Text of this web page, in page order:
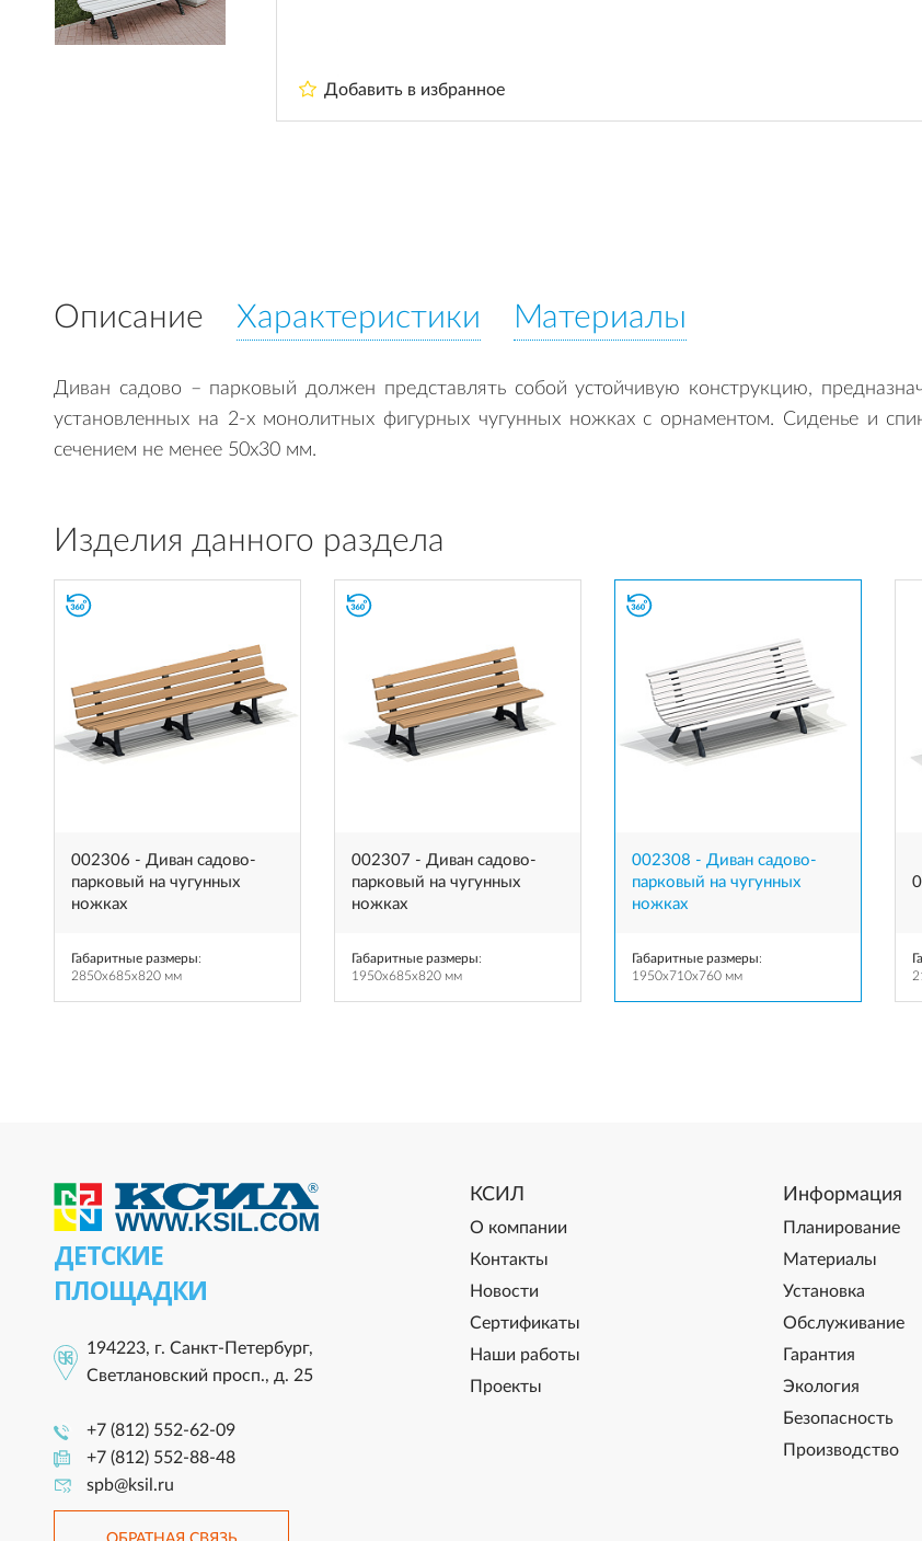
Добавить в избранное
Описание Характеристики Материалы
Диван садово – парковый должен представлять собой устойчивую конструкцию,
установленных на 2-х монолитных фигурных чугунных ножках с орнаментом. Сиденье и
сечением не менее 50х30 мм.
Изделия данного раздела
002306 - Диван садово-
парковый на чугунных
ножках
Габаритные размеры:
2850x685x820 мм
002307 - Диван садово-
парковый на чугунных
ножках
Габаритные размеры:
1950x685x820 мм
002308 - Диван садово-
парковый на чугунных
ножках
Габаритные размеры:
1950x710x760 мм
ДЕТСКИЕ
ПЛОЩАДКИ
194223, г. Санкт-Петербург,
Светлановский просп., д. 25
+7 (812) 552-62-09
+7 (812) 552-88-48
spb@ksil.ru
КСИЛ
О компании
Контакты
Новости
Сертификаты
Наши работы
Проекты
Информация
Планирование
Материалы
Установка
Обслуживание
Гарантия
Экология
Безопасность
Производство